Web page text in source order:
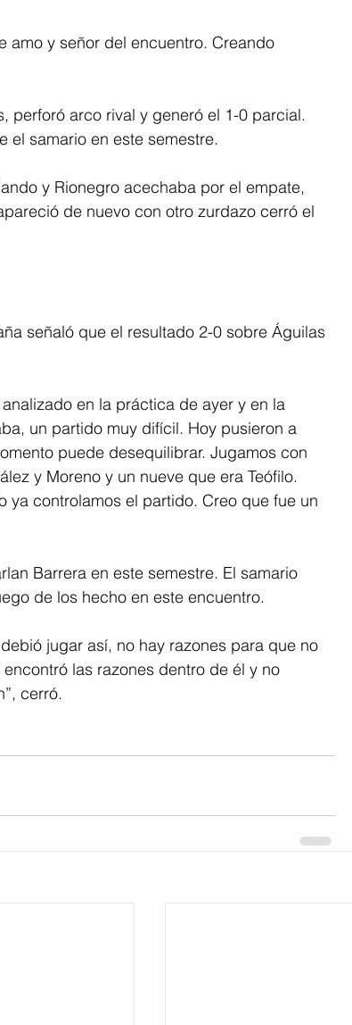
amo y señor del encuentro. Creando
perforó arco rival y generó el 1-0 parcial.
el samario en este semestre.
y Rionegro acechaba por el empate,
de nuevo con otro zurdazo cerró el
señaló que el resultado 2-0 sobre Águilas
en la práctica de ayer y en la
un partido muy difícil. Hoy pusieron a
puede desequilibrar. Jugamos con
y Moreno y un nueve que era Teófilo.
ya controlamos el partido. Creo que fue un
Barrera en este semestre. El samario
de los hecho en este encuentro.
jugar así, no hay razones para que no
las razones dentro de él y no
cerró.